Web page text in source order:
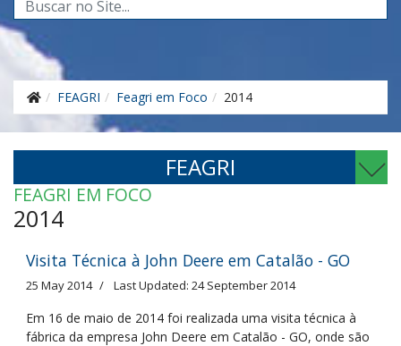
...
FEAGRI Feagri em Foco 2014
FEAGRI
FEAGRI EM FOCO
2014
Visita Técnica à John Deere em Catalão - GO
25 May 2014 Last Updated: 24 September 2014
Em 16 de maio de 2014 foi realizada uma visita técnica à
fábrica da empresa John Deere em Catalão - GO, onde são